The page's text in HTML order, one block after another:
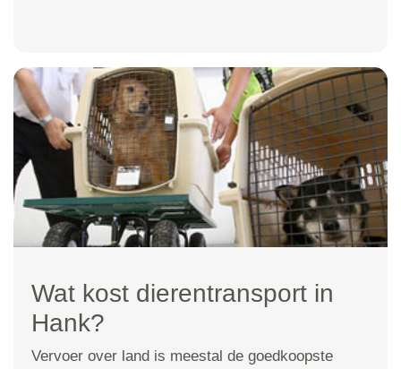
Wat kost dierentransport in
Hank?
Vervoer over land is meestal de goedkoopste